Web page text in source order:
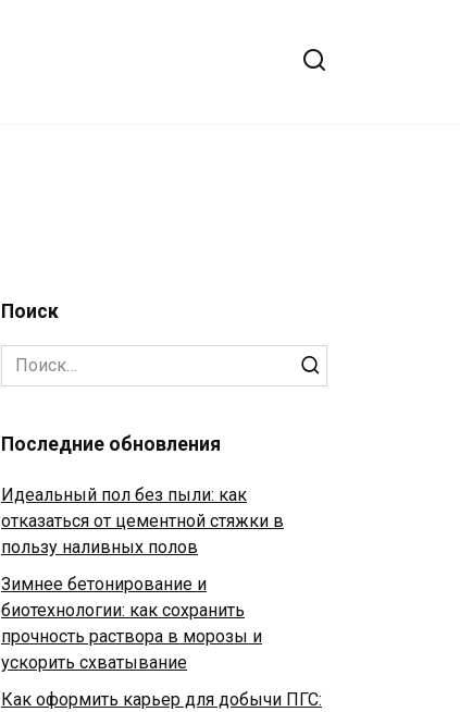
Поиск
Search
for:
Последние обновления
Идеальный пол без пыли: как
отказаться от цементной стяжки в
пользу наливных полов
Зимнее бетонирование и
биотехнологии: как сохранить
прочность раствора в морозы и
ускорить схватывание
Как оформить карьер для добычи ПГС: